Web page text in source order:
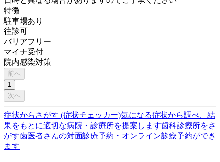
特徴
駐車場あり
往診可
バリアフリー
マイナ受付
院内感染対策
前へ
1
次へ
症状からさがす (症状チェッカー)気になる症状から調べ、結
果をもとに適切な病院・診療所を提案します歯科診療所をさ
がす歯医者さんの対面診療予約・オンライン診療予約ができ
ます